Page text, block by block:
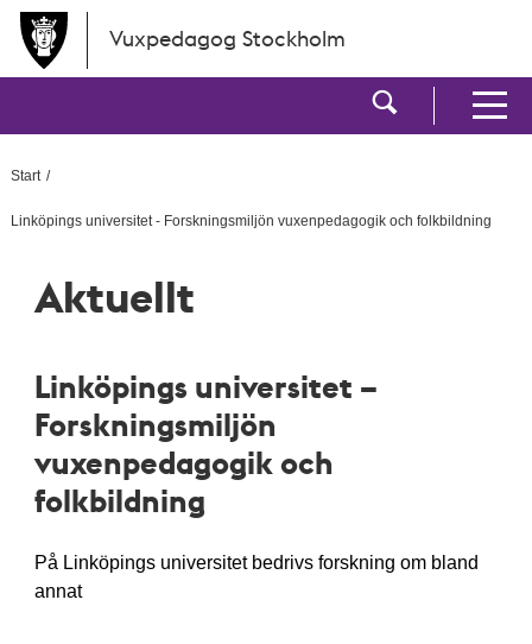
Hoppa till huvudinnehållet
Vuxpedagog Stockholm
Visa
Visa
Start
Linköpings universitet - Forskningsmiljön vuxenpedagogik och folkbildning
Aktuellt
Linköpings universitet –
Forskningsmiljön
vuxenpedagogik och
folkbildning
På Linköpings universitet bedrivs forskning om bland
annat